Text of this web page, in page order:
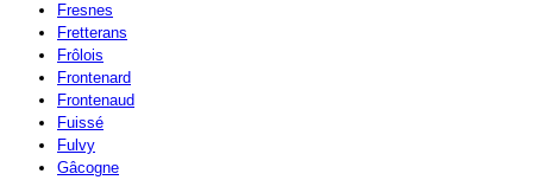
Fresnes
Fretterans
Frôlois
Frontenard
Frontenaud
Fuissé
Fulvy
Gâcogne